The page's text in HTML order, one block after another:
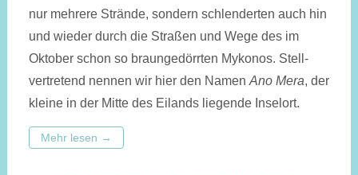
nur mehrere Strände, sondern schlenderten auch hin
und wieder durch die Straßen und Wege des im
Oktober schon so braun­ge­dörrten Mykonos. Stell­
vertretend nennen wir hier den Namen Ano Mera, der
kleine in der Mitte des Eilands liegende Inselort.
Mehr lesen →